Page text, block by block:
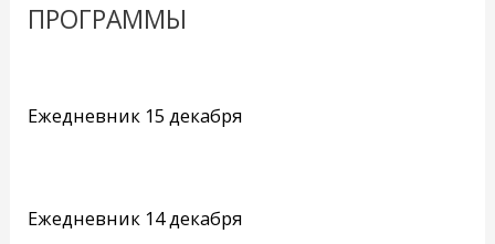
ПРОГРАММЫ
Ежедневник 15 декабря
Ежедневник 14 декабря